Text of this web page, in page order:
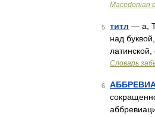
Macedonian
5 титл — а,
над
Словарь
6